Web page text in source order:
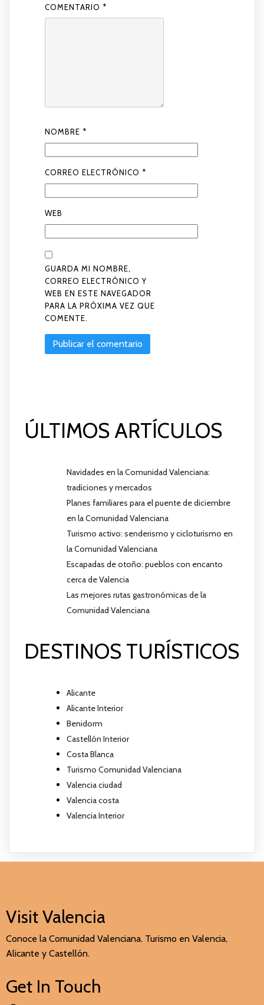
COMENTARIO *
NOMBRE *
CORREO ELECTRÓNICO *
WEB
GUARDA MI NOMBRE,
CORREO ELECTRÓNICO Y
WEB EN ESTE NAVEGADOR
PARA LA PRÓXIMA VEZ QUE
COMENTE.
ÚLTIMOS ARTÍCULOS
Navidades en la Comunidad Valenciana:
tradiciones y mercados
Planes familiares para el puente de diciembre
en la Comunidad Valenciana
Turismo activo: senderismo y cicloturismo en
la Comunidad Valenciana
Escapadas de otoño: pueblos con encanto
cerca de Valencia
Las mejores rutas gastronómicas de la
Comunidad Valenciana
DESTINOS TURÍSTICOS
Alicante
Alicante Interior
Benidorm
Castellón Interior
Costa Blanca
Turismo Comunidad Valenciana
Valencia ciudad
Valencia costa
Valencia Interior
Visit Valencia
Conoce la Comunidad Valenciana. Turismo en Valencia,
Alicante y Castellón.
Get In Touch